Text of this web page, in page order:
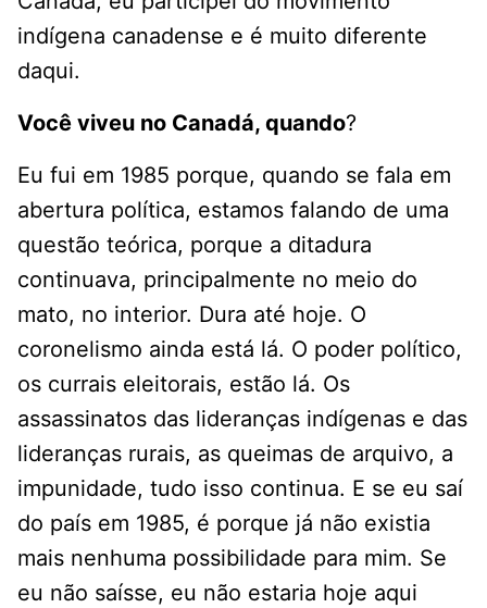
indígena canadense e é muito diferente
daqui.
Você viveu no Canadá, quando?
Eu fui em 1985 porque, quando se fala em
abertura política, estamos falando de uma
questão teórica, porque a ditadura
continuava, principalmente no meio do
mato, no interior. Dura até hoje. O
coronelismo ainda está lá. O poder político,
os currais eleitorais, estão lá. Os
assassinatos das lideranças indígenas e das
lideranças rurais, as queimas de arquivo, a
impunidade, tudo isso continua. E se eu saí
do país em 1985, é porque já não existia
mais nenhuma possibilidade para mim. Se
eu não saísse, eu não estaria hoje aqui